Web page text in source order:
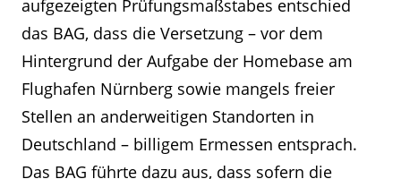
aufgezeigten Prüfungsmaßstabes entschied
das BAG, dass die Versetzung – vor dem
Hintergrund der Aufgabe der Homebase am
Flughafen Nürnberg sowie mangels freier
Stellen an anderweitigen Standorten in
Deutschland – billigem Ermessen entsprach.
Das BAG führte dazu aus, dass sofern die